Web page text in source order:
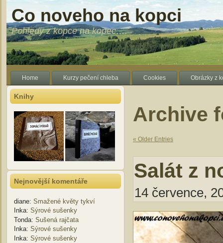
Co noveho na kopci
Pohledy z kopce na kopec….
Home Kurzy pečení chleba Cookies Obrázky z
Knihy
Nejnovější komentáře
diane: Smažené květy tykví
Inka: Sýrové sušenky
Tonda: Sušená rajčata
Inka: Sýrové sušenky
Inka: Sýrové sušenky
Archive
« Older Entries
Salát z
14 července,